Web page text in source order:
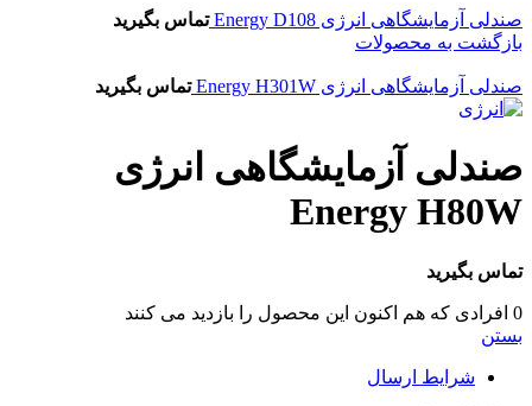
صندلی آزمایشگاهی انرژی Energy D108
تماس بگیرید
بازگشت به محصولات
صندلی آزمایشگاهی انرژی Energy H301W تماس بگیرید
صندلی آزمایشگاهی انرژی
Energy H80W
تماس بگیرید
0 افرادی که هم اکنون این محصول را بازدید می کنند
بستن
شرایط ارسال